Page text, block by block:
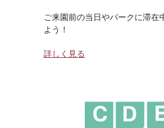
ご来園前の当日やパークに滞在
よう！
詳しく見る